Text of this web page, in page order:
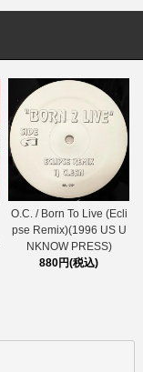
O.C. / Born To Live (Ecli
pse Remix)(1996 US U
NKNOW PRESS)
880円(税込)